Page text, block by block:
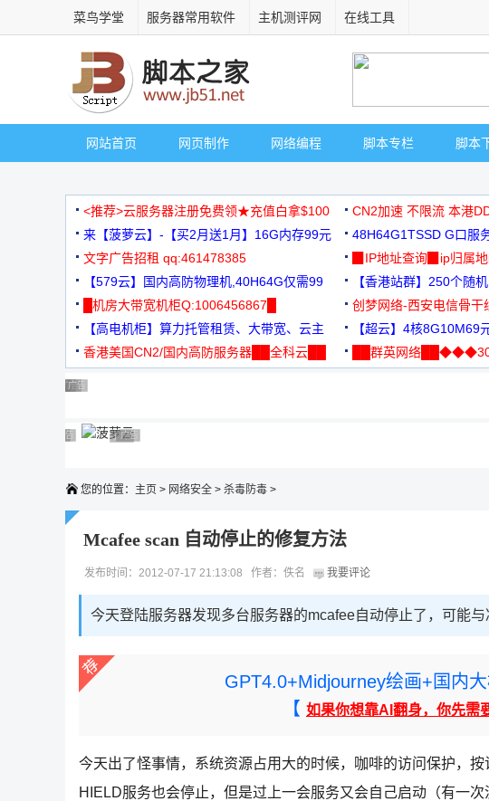
菜鸟学堂 服务器常用软件 主机测评网 在线工具
网站首页 网页制作 网络编程 脚本专栏 脚本
<推荐>云服务器注册免费领★充值白拿$100 CN2加速 不限流 本港
来【菠萝云】-【买2月送1月】16G内存99元
48H64G1TSSD G口服
3000+可免费测试
文字广告招租 qq:461478385
▉IP地址查询▉ip归属
【579云】国内高防物理机,40H64G仅需99
元
【香港站群】250个随
█机房大带宽机柜Q:1006456867█
创梦网络-西安电信骨干
88元/月
【高电机柜】算力托管租赁、大带宽、云主
机
【超云】4核8G10M69
香港美国CN2/国内高防服务器██全科云██
██群英网络
广告 商业广告，理性选择
广告 商业广告，理性选择
广告 商业广告，理性选择
广告 商业广告，理性选择
广告 商业广告，理性选择
广告 商业广告，理性选择
广告 商业广告，理性选择
广告 商业广告，理性选择广告 商业广告，理性选择
广告 商业广告，理性选择
您的位置： 主页 > 网络安全 > 杀毒防毒 >
Mcafee scan 自动停止的修复方法
发布时间：2012-07-17 21:13:08 作者：佚名 我要评论
今天登陆服务器发现多台服务器的mcafee自动停止了，可能
GPT4.0+Midjourney绘画+国内
【 如果你想靠AI翻身，你先需
今天出了怪事情，系统资源占用大的时候，咖啡的访问保护，
HIELD服务也会停止，但是过上一会服务又会自己启动（有一